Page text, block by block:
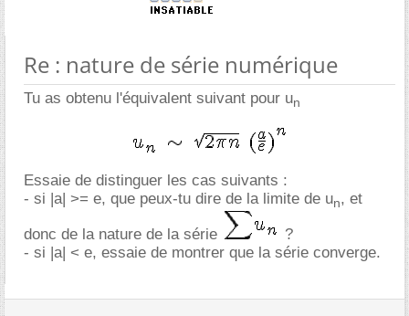
Re : nature de série numérique
Tu as obtenu l'équivalent suivant pour un
Essaie de distinguer les cas suivants :
- si |a| >= e, que peux-tu dire de la limite de un, et
donc de la nature de la série
?
- si |a| < e, essaie de montrer que la série converge.